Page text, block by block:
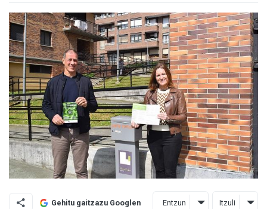
Gehitu gaitzazu Googlen Entzun Itzuli